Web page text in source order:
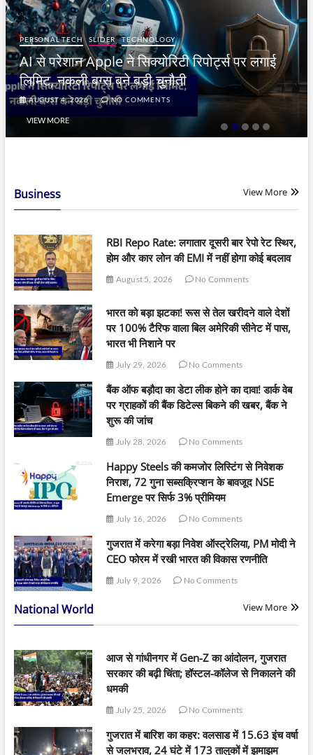
PERSONAL TECH SLIDER TECHNOLOGY
AI से परेशान Apple ने सिक्योरिटी रिपोर्ट्स पर लगाई
लिमिट, नकली बग्स बने बड़ी चुनौती
AUGUST 4, 2026 NO COMMENTS
VIEW MORE
Business View More
RBI Repo Rate: लगातार दूसरी बार रेपो रेट स्थिर,
होम और कार लोन की EMI में नहीं होगा कोई बदलाव
August 5, 2026 No Comments
भारत को बड़ा झटका! रूस से तेल खरीदने वाले देशों
पर 100% टैरिफ वाला बिल अमेरिकी सीनेट में पास,
भारत भी निशाने पर
July 29, 2026 No Comments
बैंक ऑफ बड़ौदा का डेटा लीक होने का दावा! डार्क वेब
पर ग्राहकों की बैंक डिटेल्स बिकने की खबर, बैंक ने
शुरू की जांच
July 28, 2026 No Comments
Happy Steels की कमजोर लिस्टिंग से निवेशक
निराश, 72 गुना सब्सक्रिप्शन के बावजूद NSE
Emerge पर सिर्फ 3% प्रीमियम
July 16, 2026 No Comments
गुजरात में करेगा बड़ा निवेश ऑस्ट्रेलिया, PM मोदी ने
CEO फोरम में रखी भारत की विकास रणनीति
July 9, 2026 No Comments
National World View More
आज से गांधीनगर में Gen-Z का आंदोलन, गुजरात
सरकार की बढ़ी चिंता; हॉस्टल-कॉलेज से निकालने की
धमकी
July 25, 2026 No Comments
गुजरात में बारिश का कहर: वलसाड में 15.63 इंच वर्षा
से जलभराव, 24 घंटे में 173 तालुकों में झमाझम